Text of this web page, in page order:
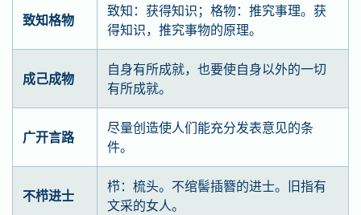
致知格物
致知：获得知识；格物：推究事理。获
得知识，推究事物的原理。
成己成物
自身有所成就，也要使自身以外的一切
有所成就。
广开言路
尽量创造使人们能充分发表意见的条
件。
不栉进士
栉：梳头。不绾髻插簪的进士。旧指有
文采的女人。